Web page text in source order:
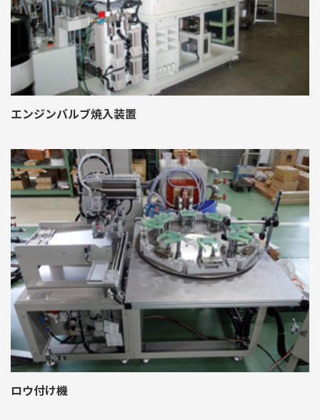
エンジンバルブ焼入装置
ロウ付け機